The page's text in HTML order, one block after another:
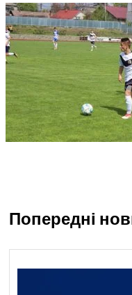
Попередні